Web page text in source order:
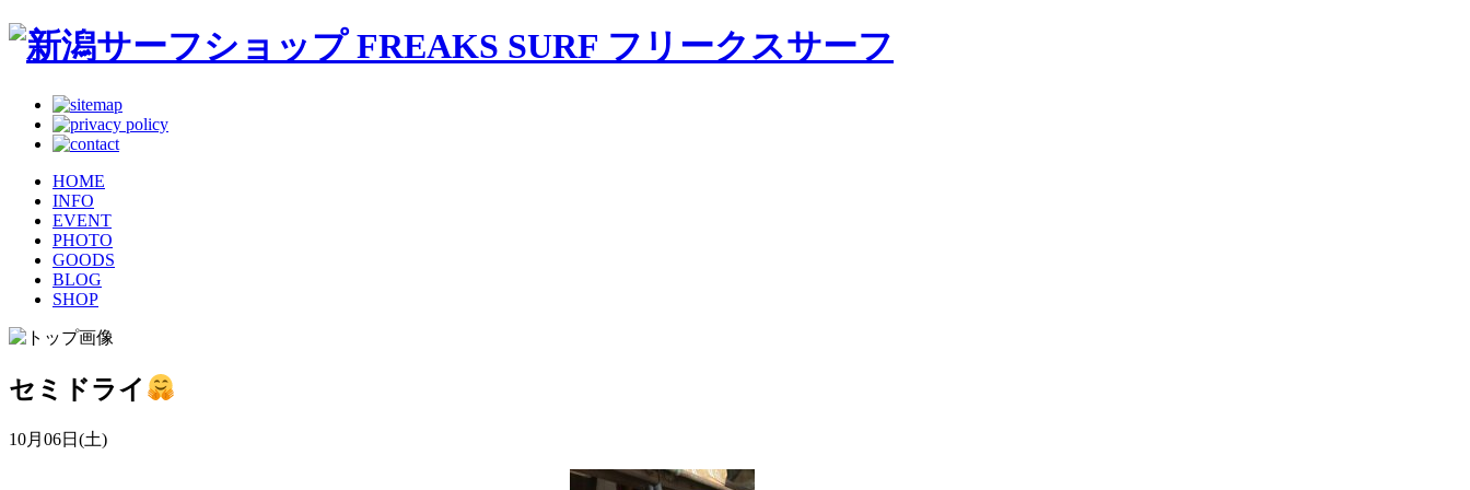
HOME
INFO
EVENT
PHOTO
GOODS
BLOG
SHOP
セミドライ
10月06日(土)